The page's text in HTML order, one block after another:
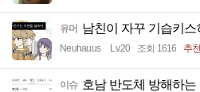
유머 남친이 자꾸 기습키스
Neuhauus Lv.20 조회 1616 추
이슈 호남 반도체 방해하는